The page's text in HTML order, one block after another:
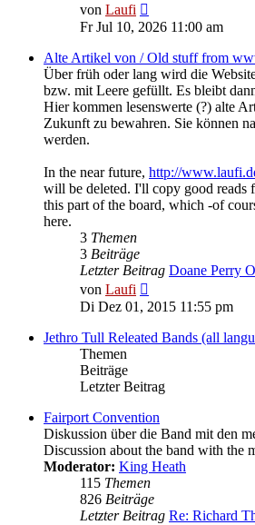
von Laufi
Beitrag
Fr Jul 10, 2026 11:00 am
Alte Artikel von / Old stuff from
Über früh oder lang wird die
bzw. mit Leere gefüllt. Es bleibt
Hier kommen lesenswerte (?) alte
Zukunft zu bewahren. Sie können
werden.
In the near future, http://
will be deleted. I'll copy good reads
this part of the board, which -of
here.
3 Themen
3 Beiträge
Letzter Beitrag Doane Perry
von Laufi
Beitrag
Di Dez 01, 2015 11:55 pm
Jethro Tull Releated Bands (all
Themen
Beiträge
Letzter Beitrag
Fairport Convention
Diskussion über die Band mit den
Discussion about the band with the
Moderator: King Heath
115 Themen
826 Beiträge
Letzter Beitrag Re: Richard